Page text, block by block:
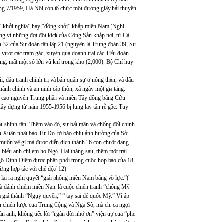
7/1959, Hà Nội còn tổ chức một đường giây hải thuyền
nghĩa” hay “đồng khởi” khắp miền Nam (Nghị
vì những đợt đột kích của Cộng Sản khắp nơi, từ Cà
của Sư đoàn tân lập 21 (nguyên là Trung đoàn 39, Sư
các trạm gác, xuyên qua doanh trại các Tiểu đoàn.
mất một số lớn vũ khí trong kho (2,000). Bộ Chỉ huy
đấu tranh chính trị và bán quân sự ở nông thôn, và đấu
chính và an ninh cấp thôn, xã ngày một gia tăng.
nguyên Trung phần và miền Tây đồng bằng Cửu
dựng từ năm 1955-1956 bị lung lay tận rễ gốc. Tuy
tân. Thêm vào đó, sự bất mãn và chống đối chính
nhật báo Tự Do–tờ báo chịu ảnh hưởng của Sở
vẽ gì mà được diễn dịch thành “6 con chuột đang
anh chị em họ Ngô. Hai tháng sau, thêm một trái
Đình Diệm được phân phối trong cuộc họp báo của 18
hợp tác với chế độ.( 12)
ra nghị quyết “giải phóng miền Nam bằng võ lực.”(
chiếm miền Nam là cuộc chiến tranh “chống Mỹ
thành “Ngụy quyền,” “ tay sai đế quốc Mỹ.” Vì áp
lược của Trung Cộng và Nga Sô, mà chỉ ca ngợi
anh, không tiếc lời “ngàn đời nhớ ơn” viện trợ của “phe